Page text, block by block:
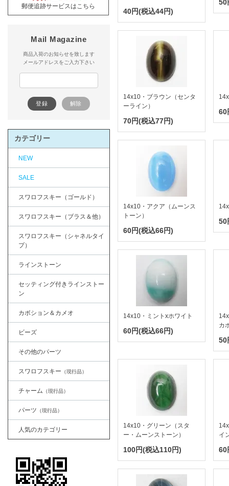
40円(税込44円)
50
14x10・ブラウン（センタ
ーライン）
70円(税込77円)
60
14x10・アクア（ムーンス
トーン）
60円(税込66円)
50
14x10・ミントxホワイト
60円(税込66円)
カ
50
14x10・グリーン（スタ
ー・ムーンストーン）
100円(税込110円)
イ
60
郵便追跡サービスはこちら
Mail Magazine
商品入荷のお知らせを致します
メールアドレスをご入力下さい
カテゴリー
NEW
SALE
スワロフスキー（ゴールド）
スワロフスキー（ブラス＆他）
スワロフスキー（シャネルタイ
プ）
ラインストーン
セッティング付きラインストー
ン
カボション＆カメオ
ビーズ
その他のパーツ
スワロフスキー （現行品）
チャーム （現行品）
パーツ （現行品）
人気のカテゴリー